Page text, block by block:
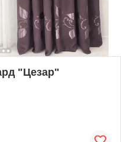
"Цезар"